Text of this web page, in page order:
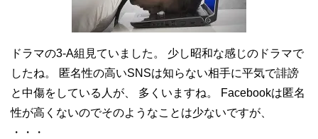
ドラマの3-A組見ていました。 少し昭和な感じのドラマで
したね。 匿名性の高いSNSは知らない相手に平気で誹謗
と中傷をしている人が、 多くいますね。 Facebookは匿名
性が高くないのでそのようなことは少ないですが、
・・・